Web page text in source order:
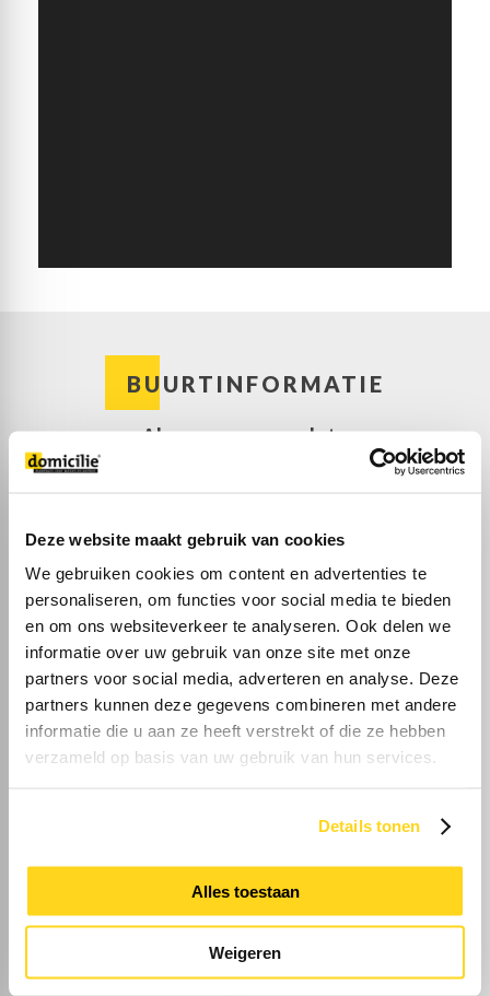
Deze website maakt gebruik van cookies
We gebruiken cookies om content en advertenties te
personaliseren, om functies voor social media te bieden
en om ons websiteverkeer te analyseren. Ook delen we
informatie over uw gebruik van onze site met onze
partners voor social media, adverteren en analyse. Deze
partners kunnen deze gegevens combineren met andere
informatie die u aan ze heeft verstrekt of die ze hebben
verzameld op basis van uw gebruik van hun services.
Details tonen
Alles toestaan
Weigeren
BUURTINFORMATIE
Algemene woondata
30%
Eenpersoons